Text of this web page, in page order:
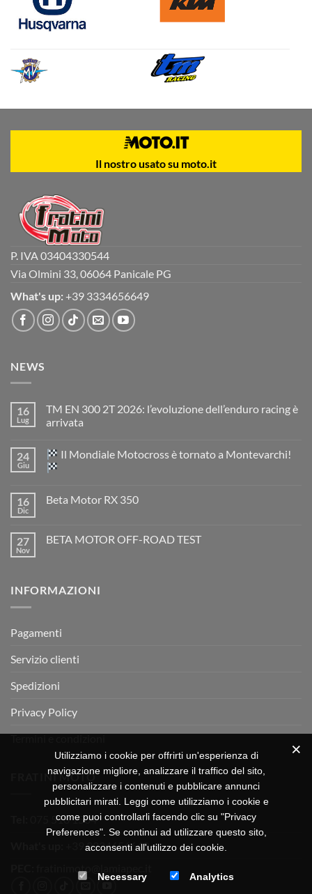
Il nostro usato su moto.it
P. IVA 03404330544
Via Olmini 33, 06064 Panicale PG
What's up: +39 3334656649
NEWS
16
Lug
TM EN 300 2T 2026: l’evoluzione dell’enduro racing è
arrivata
su
TM
EN
2026:
è
arrivata
24
Giu
Il Mondiale Motocross è tornato a Montevarchi!
su
Motocross
è
16
Dic
Beta Motor RX 350
Beta
27
Nov
BETA MOTOR OFF-ROAD TEST
MOTOR
INFORMAZIONI
Pagamenti
Servizio clienti
Spedizioni
Privacy Policy
Termini e condizioni
FRATINI MOTO
075 518 1504
+39 3334656649
Utilizziamo i cookie per offrirti un'esperienza di
navigazione migliore, analizzare il traffico del sito,
personalizzare i contenuti e pubblicare annunci
pubblicitari mirati. Leggi come utilizziamo i cookie e
come puoi controllarli facendo clic su "Privacy
Preferences". Se continui ad utilizzare questo sito,
acconsenti all'utilizzo dei cookie.
Necessary Analytics